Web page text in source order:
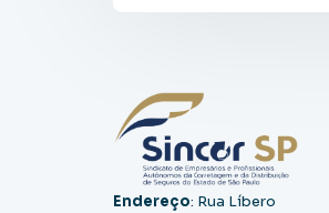
Endereço: Rua Líbero